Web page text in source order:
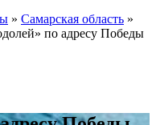
» Самарская область »
по адресу Победы